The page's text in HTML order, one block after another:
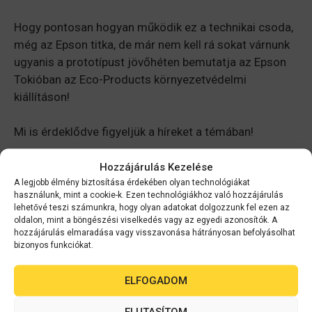
Hozzájárulás Kezelése
A legjobb élmény biztosítása érdekében olyan technológiákat
használunk, mint a cookie-k. Ezen technológiákhoz való hozzájárulás
lehetővé teszi számunkra, hogy olyan adatokat dolgozzunk fel ezen az
oldalon, mint a böngészési viselkedés vagy az egyedi azonosítók. A
hozzájárulás elmaradása vagy visszavonása hátrányosan befolyásolhat
bizonyos funkciókat.
ELFOGADOM
Hogy pontosan hogyan működik ez a technikai csoda,
még az Epson titka, de már nem kell rá sokat várnunk
ugyanis a prototípust jövőhéten bemutatja az Epson
Tokióban az Eco-Products környezetvédelmi
kiállításon!
Mi is érdeklődve figyeljük a híreket a témában!
Önnek mi a véleménye? Hasznosítana otthon újra
papírt?
Fotónyomtató: Befektetés vagy pénzkidobás?
Hogyan segíthet egy üzleti nyomtató az irodában
és otthon is?